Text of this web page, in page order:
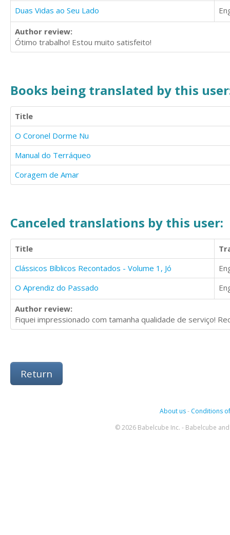
Duas Vidas ao Seu Lado
Author review:
Ótimo trabalho! Estou muito satisfeito!
Books being translated by this
Title
O Coronel Dorme Nu
Manual do Terráqueo
Coragem de Amar
Canceled translations by this user:
Title
Clássicos Bíblicos Recontados - Volume 1, Jó
O Aprendiz do Passado
Author review:
Fiquei impressionado com tamanha qualidade de serviço!
Return
About us- Conditions
© 2026 Babelcube Inc. - Babelcube